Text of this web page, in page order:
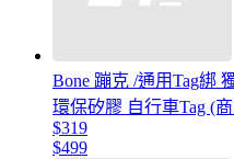
Bone 蹦克 /通用Tag綁
環保矽膠 自行車Tag (
$319
$499